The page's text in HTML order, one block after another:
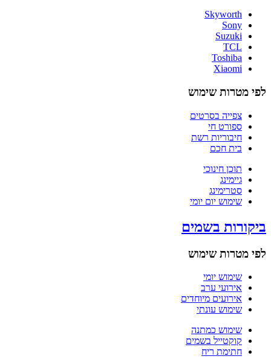
Skyworth
Sony
Suzuki
TCL
Toshiba
Xiaomi
לפי מטרות שימוש
צפייה בסרטים
ספורט חי
חיבוריות רשת
בית חכם
תוכן חינוכי
גיימינג
סטרימינג
שימוש יום יומי
ביקורות בשמים
לפי מטרות שימוש
שימוש יומי
אירועי ערב
אירועים מיוחדים
שימוש עונתי
שימוש כמתנה
קוקטייל בשמים
חתימת ריח